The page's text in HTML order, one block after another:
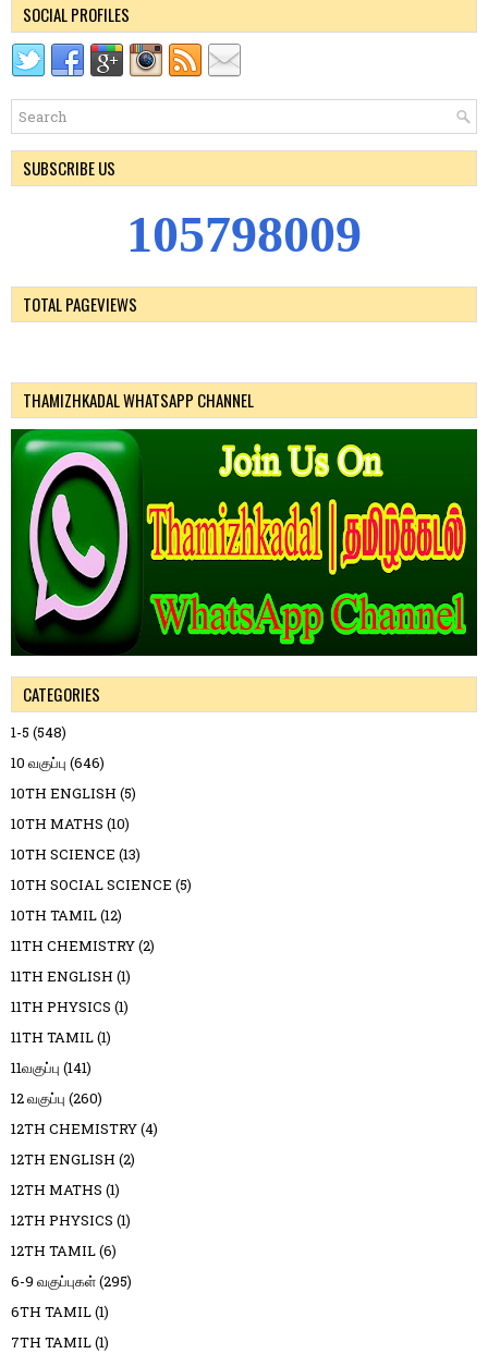
SOCIAL PROFILES
SUBSCRIBE US
105798009
TOTAL PAGEVIEWS
THAMIZHKADAL WHATSAPP CHANNEL
CATEGORIES
1-5 (548)
10 வகுப்பு (646)
10TH ENGLISH (5)
10TH MATHS (10)
10TH SCIENCE (13)
10TH SOCIAL SCIENCE (5)
10TH TAMIL(12)
11TH CHEMISTRY(2)
11TH ENGLISH (1)
11TH PHYSICS (1)
11TH TAMIL(1)
11வகுப்பு (141)
12 வகுப்பு (260)
12TH CHEMISTRY(4)
12TH ENGLISH (2)
12TH MATHS (1)
12TH PHYSICS (1)
12TH TAMIL(6)
6-9 வகுப்புகள்(295)
6TH TAMIL(1)
7TH TAMIL(1)